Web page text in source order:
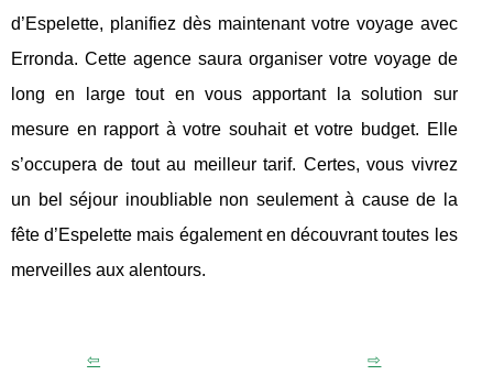
d’Espelette, planifiez dès maintenant votre voyage avec
Erronda. Cette agence saura organiser votre voyage de
long en large tout en vous apportant la solution sur
mesure en rapport à votre souhait et votre budget. Elle
s’occupera de tout au meilleur tarif. Certes, vous vivrez
un bel séjour inoubliable non seulement à cause de la
fête d’Espelette mais également en découvrant toutes les
merveilles aux alentours.